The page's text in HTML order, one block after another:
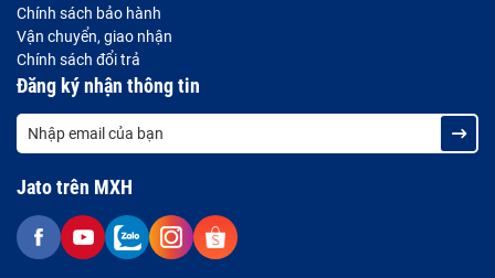
Chính sách bảo hành
Vận chuyển, giao nhận
Chính sách đổi trả
Đăng ký nhận thông tin
Jato trên MXH